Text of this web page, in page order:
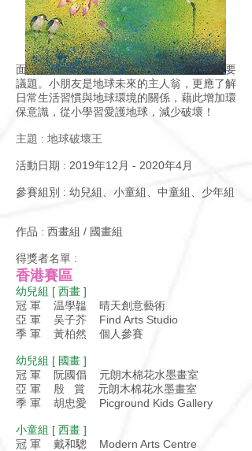
面對環境破壞日益嚴重，環保成為社會的重要
議題。小朋友是地球未來的主人翁，更應了解
日常生活習慣與地球環境的關係，藉此增加環
保意識，從小學習愛護地球，減少破壞！
主題 : 地球破壞王
活動日期 : 2019年12月 - 2020年4月
參賽組別 : 幼兒組、小童組、中童組、少年組
作品 : 西畫組 / 國畫組
得獎者名單 :
香港賽區
幼兒組 [ 西畫 ]
冠 軍 温學韞 晴天創意藝術
亞 軍 吴子芥 Find Arts Studio
季 軍 黃柏然 個人參賽
幼兒組 [ 國畫 ]
冠 軍 阮國倡 元朗木棉花水墨畫室
亞 軍 殷 賞 元朗木棉花水墨畫室
季 軍 胡忠愛 Picground Kids Gallery
小童組 [ 西畫 ]
冠 軍 戴和驄 Modern Arts Centre